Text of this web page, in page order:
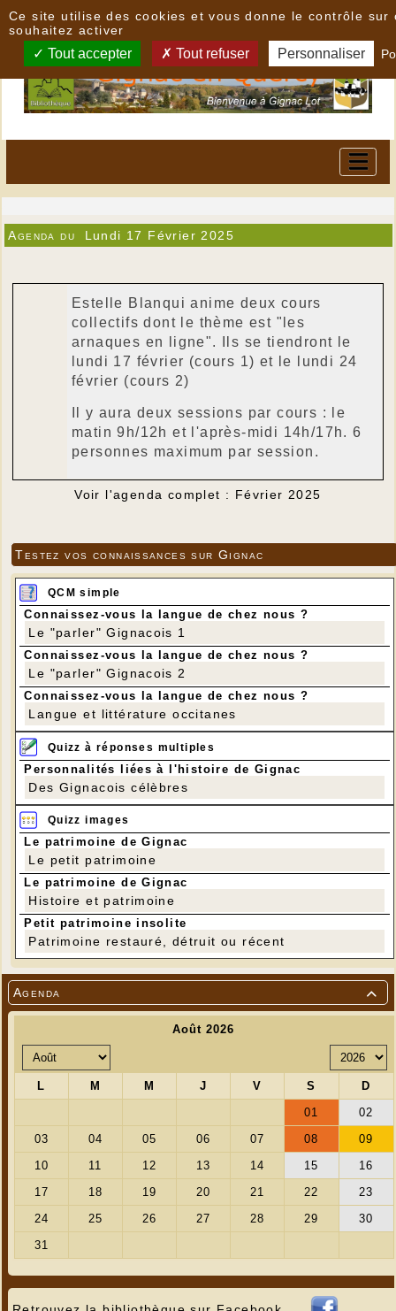

Agenda
Agenda du Lundi 17 Février 2025
Estelle Blanqui anime deux cours
collectifs dont le thème est "les
arnaques en ligne". Ils se tiendront le
lundi 17 février (cours 1) et le lundi 24
février (cours 2)
Il y aura deux sessions par cours : le
matin 9h/12h et l'après-midi 14h/17h. 6
personnes maximum par session.
Voir l'agenda complet : Février 2025
Testez vos connaissances sur Gignac
QCM simple
Connaissez-vous la langue de chez nous ?
Le "parler" Gignacois 1
Connaissez-vous la langue de chez nous ?
Le "parler" Gignacois 2
Connaissez-vous la langue de chez nous ?
Langue et littérature occitanes
Quizz à réponses multiples
Personnalités liées à l'histoire de Gignac
Des Gignacois célèbres
Quizz images
Le patrimoine de Gignac
Le petit patrimoine
Le patrimoine de Gignac
Histoire et patrimoine
Petit patrimoine insolite
Patrimoine restauré, détruit ou récent
Ce site utilise des cookies et vous donne le contrôle sur
souhaitez activer
Tout accepter Tout refuser Personnaliser